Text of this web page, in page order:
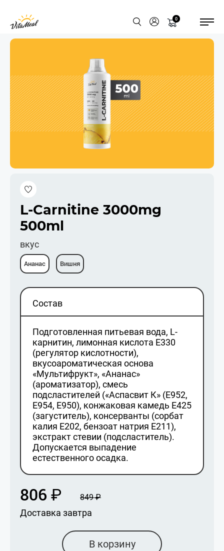
0
L-Carnitine 3000mg
500ml
вкус
Ананас Вишня
Состав
Подготовленная питьевая вода, L-
карнитин, лимонная кислота E330
(регулятор кислотности),
вкусоароматическая основа
«Мультифрукт», «Ананас»
(ароматизатор), смесь
подсластителей («Аспасвит К» (Е952,
Е954, Е950), конжаковая камедь Е425
(загуститель), консерванты (сорбат
калия Е202, бензоат натрия Е211),
экстракт стевии (подсластитель).
Допускается выпадение
естественного осадка.
806 ₽ 849₽
Доставка завтра
В корзину